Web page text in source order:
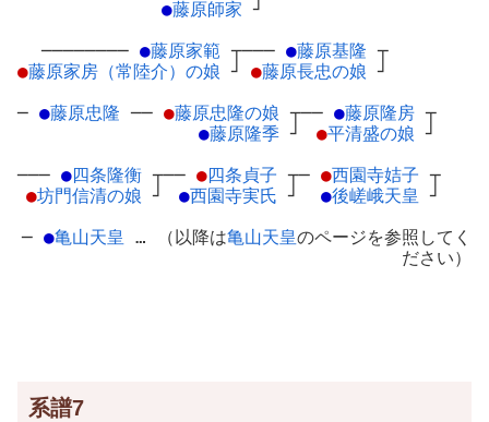
●藤原師家 ┘
──────── ●藤原家範 ┬
●藤原家房（常陸介）の娘 ┘
─── ●藤原基隆 ┬
●藤原長忠の娘 ┘
─ ●藤原忠隆 ── ●藤原忠隆の娘 ┬
●藤原隆季 ┘
── ●藤原隆房 ┬
●平清盛の娘 ┘
─── ●四条隆衡 ┬
●坊門信清の娘 ┘
── ●四条貞子 ┬
●西園寺実氏 ┘
─ ●西園寺姞子 ┬
●後嵯峨天皇 ┘
─ ●亀山天皇 … （以降は亀山天皇のページを参照してく
ださい）
系譜7